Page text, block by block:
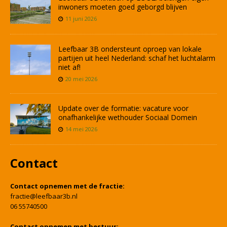
inwoners moeten goed geborgd blijven
11 juni 2026
Leefbaar 3B ondersteunt oproep van lokale
partijen uit heel Nederland: schaf het luchtalarm
niet af!
20 mei 2026
Update over de formatie: vacature voor
onafhankelijke wethouder Sociaal Domein
14 mei 2026
Contact
Contact opnemen met de fractie:
fractie@leefbaar3b.nl
06 55740500